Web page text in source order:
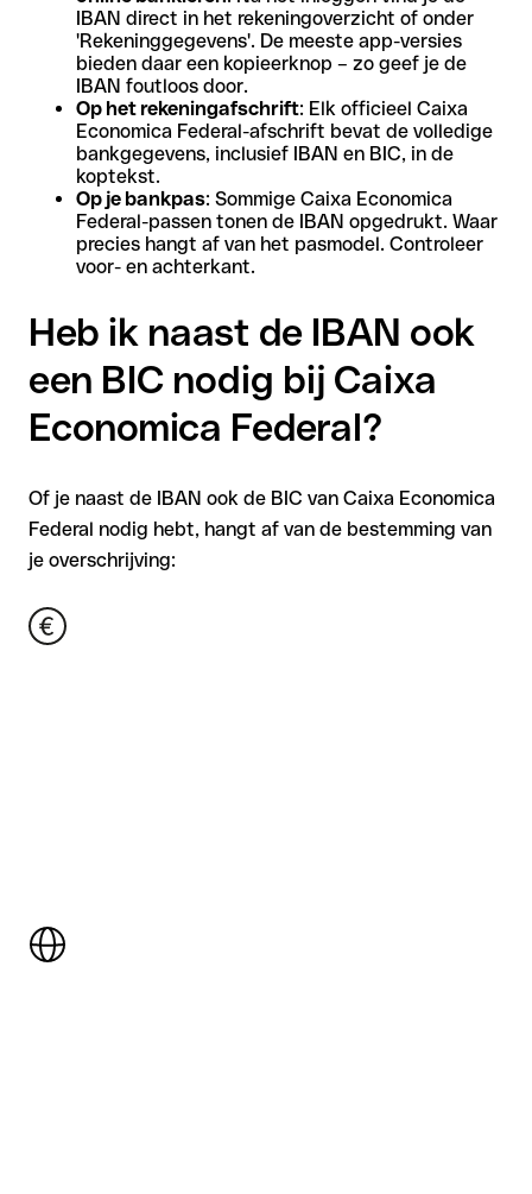
IBAN direct in het rekeningoverzicht of onder
'Rekeninggegevens'. De meeste app-versies
bieden daar een kopieerknop – zo geef je de
IBAN foutloos door.
Op het rekeningafschrift: Elk officieel Caixa
Economica Federal-afschrift bevat de volledige
bankgegevens, inclusief IBAN en BIC, in de
koptekst.
Op je bankpas: Sommige Caixa Economica
Federal-passen tonen de IBAN opgedrukt. Waar
precies hangt af van het pasmodel. Controleer
voor- en achterkant.
Heb ik naast de IBAN ook
een BIC nodig bij Caixa
Economica Federal?
Of je naast de IBAN ook de BIC van Caixa Economica
Federal nodig hebt, hangt af van de bestemming van
je overschrijving: